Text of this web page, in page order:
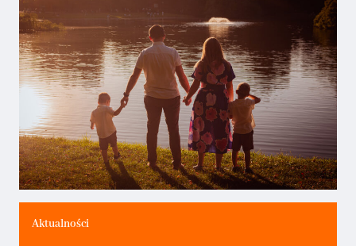
Aktualności